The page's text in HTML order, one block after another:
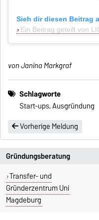
Sieh dir diesen Beitrag
Ein Beitrag geteilt von
von Janina Markgraf
Schlagworte
Start-ups, Ausgründung
Vorherige Meldung
Gründungsberatung
Transfer- und
Gründerzentrum Uni
Magdeburg